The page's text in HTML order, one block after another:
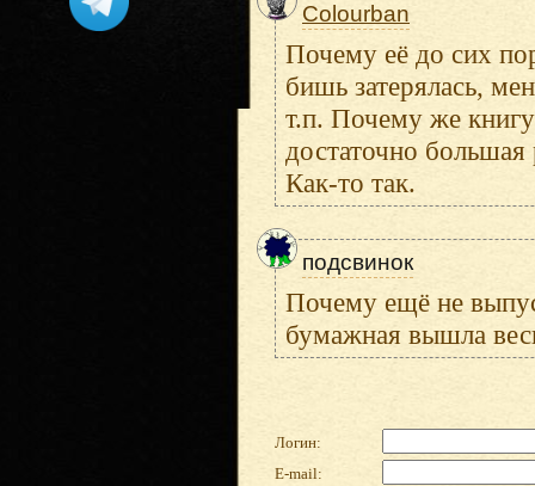
Colourban
Почему её до сих
бишь затерялась,
т.п. Почему же
достаточно большая
Как-то так.
подсвинок
Почему ещё не
бумажная вышла
Логин:
E-mail: